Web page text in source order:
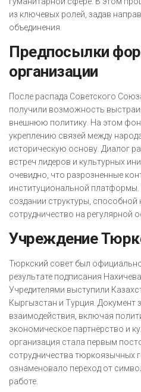
из ключевых ролей, задав
объединения.
Предпосылки
организации
После распада Советского
получили возможность
внешнюю политику. На этом
укреплению связей между
историческую основу. Диалог
встреч лидеров и культурных
очевидно, что разрозненные
институциональной платформы.
создании структуры, способной
сотрудничество на регулярной
Учреждение
Тюркский совет был
результате подписания
Учредителями выступили
Кыргызстан и Турция. Документ
взаимодействия, включая
экономическое партнёрство и
организация стала первым
сотрудничества тюркоязычных
ознаменовало переход от
работе.